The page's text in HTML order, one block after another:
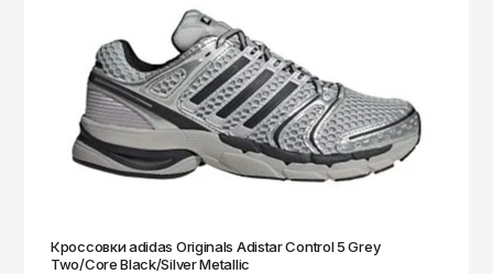
Кроссовки adidas Originals Adistar Control 5 Grey
Two/Core Black/Silver Metallic